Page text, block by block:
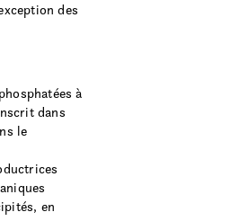
des
à
dans
le
en